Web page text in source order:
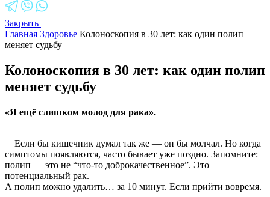
Закрыть
Главная Здоровье Колоноскопия в 30 лет: как один полип
меняет судьбу
Колоноскопия в 30 лет: как один полип
меняет судьбу
«Я ещё слишком молод для рака».
Если бы кишечник думал так же — он бы молчал. Но когда
симптомы появляются, часто бывает уже поздно. Запомните:
полип — это не “что-то доброкачественное”. Это
потенциальный рак.
А полип можно удалить… за 10 минут. Если прийти вовремя.